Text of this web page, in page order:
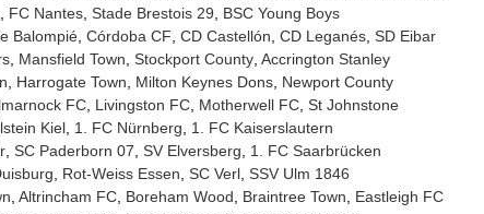
FC Nantes Stade Brestois 29
BSC Young Boys
Balompié Córdoba CF CD Castellón CD Leganés SD Eibar
Mansfield Town Stockport County Accrington Stanley
Harrogate Town Milton Keynes Dons Newport County
FC Livingston FC Motherwell FC St Johnstone
Kiel 1. FC Nürnberg
1. FC Kaiserslautern
SC Paderborn 07 SV Elversberg
1. FC Saarbrücken
Rot-Weiss Essen SC Verl SSV Ulm 1846
Altrincham FC Boreham Wood Braintree Town
Eastleigh FC